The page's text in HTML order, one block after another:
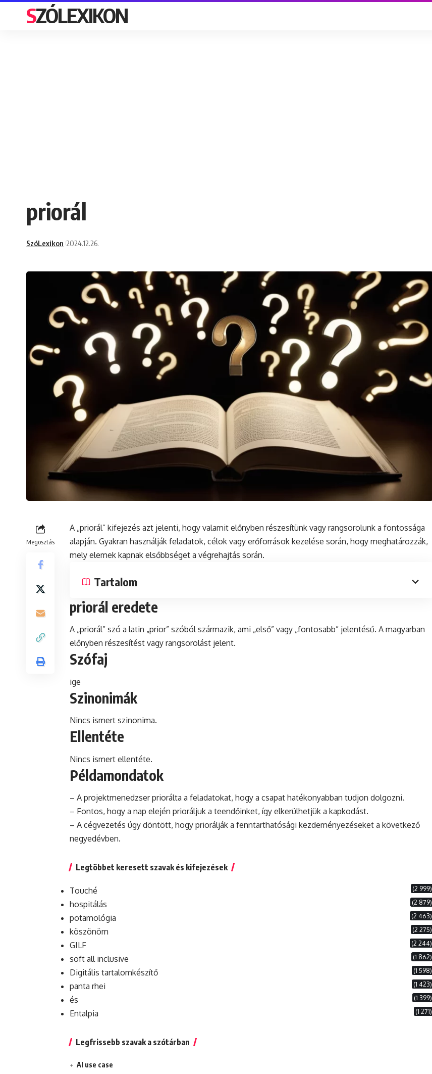
SZÓLEXIKON
priorál
SzóLexikon 2024.12.26.
Megosztás
A „priorál” kifejezés azt jelenti, hogy valamit előnyben részesítünk vagy rangsorolunk a fontossága
alapján. Gyakran használják feladatok, célok vagy erőforrások kezelése során, hogy meghatározzák,
mely elemek kapnak elsőbbséget a végrehajtás során.
Tartalom
priorál eredete
A „priorál” szó a latin „prior” szóból származik, ami „első” vagy „fontosabb” jelentésű. A magyarban
előnyben részesítést vagy rangsorolást jelent.
Szófaj
ige
Szinonimák
Nincs ismert szinonima.
Ellentéte
Nincs ismert ellentéte.
Példamondatok
– A projektmenedzser priorálta a feladatokat, hogy a csapat hatékonyabban tudjon dolgozni.
– Fontos, hogy a nap elején prioráljuk a teendőinket, így elkerülhetjük a kapkodást.
– A cégvezetés úgy döntött, hogy priorálják a fenntarthatósági kezdeményezéseket a következő
negyedévben.
Legtöbbet keresett szavak és kifejezések
Touché (2 999)
hospitálás (2 879)
potamológia (2 463)
köszönöm (2 275)
GILF (2 244)
soft all inclusive (1 862)
Digitális tartalomkészítő (1 598)
panta rhei (1 423)
és (1 399)
Entalpia (1 271)
Legfrissebb szavak a szótárban
AI use case